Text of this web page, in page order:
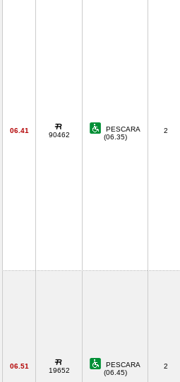
06.41
90462
PESCARA
(06.35)
2
06.51
19652
PESCARA
(06.45)
2